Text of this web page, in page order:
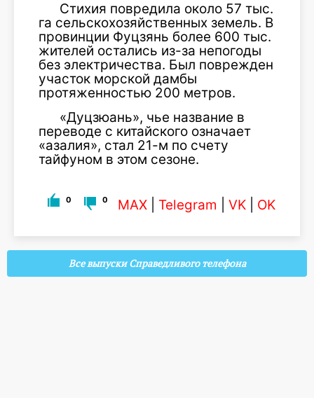
Стихия повредила около 57 тыс.
га сельскохозяйственных земель. В
провинции Фуцзянь более 600 тыс.
жителей остались из-за непогоды
без электричества. Был поврежден
участок морской дамбы
протяженностью 200 метров.
«Дуцзюань», чье название в
переводе с китайского означает
«азалия», стал 21-м по счету
тайфуном в этом сезоне.
0 0 MAX Telegram VK OK
Все выпуски Справедливого телефона